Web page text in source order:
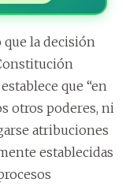
la decisión
que “en
otros poderes, ni
atribuciones
establecidas